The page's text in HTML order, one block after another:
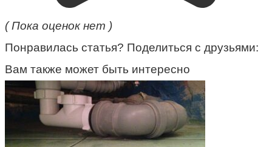
( Пока оценок нет )
Понравилась статья? Поделиться с друзьями:
Вам также может быть интересно